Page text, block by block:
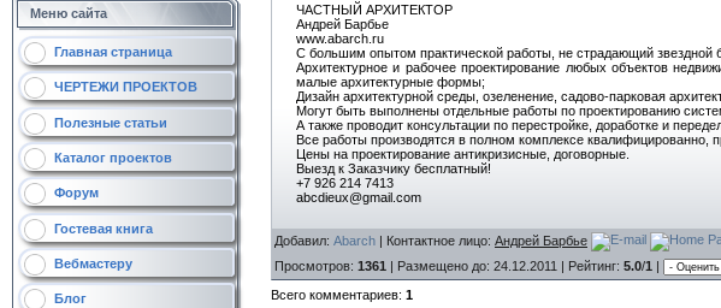
Меню сайта
Главная страница
ЧЕРТЕЖИ ПРОЕКТОВ
Полезные статьи
Каталог проектов
Форум
Гостевая книга
Вебмастеру
Блог
ЧАСТНЫЙ АРХИТЕКТОР
Андрей Барбье
www.abarch.ru
С большим опытом практической работы, не страдающий звездной
Архитектурное и рабочее проектирование любых объектов
малые архитектурные формы;
Дизайн архитектурной среды, озеленение, садово-парковая
Могут быть выполнены отдельные работы по проектированию
А также проводит консультации по перестройке, доработке и
Все работы производятся в полном комплексе квалифицированно,
Цены на проектирование антикризисные, договорные.
Выезд к Заказчику бесплатный!
+7 926 214 7413
abcdieux@gmail.com
Добавил: Abarch | Контактное лицо: Андрей Барбье
Просмотров: 1361 | Размещено до: 24.12.2011 | Рейтинг: 5.0/1 |
Всего комментариев: 1